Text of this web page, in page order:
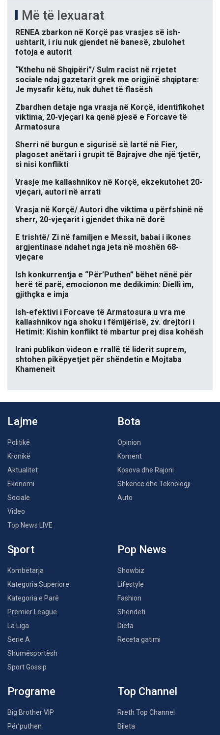
Më të lexuarat
RENEA zbarkon në Korçë pas vrasjes së ish-
ushtarit, i riu nuk gjendet në banesë, zbulohet
fotoja e autorit
“Kthehu në Shqipëri”/ Sulm racist në rrjetet
sociale ndaj gazetarit grek me origjinë shqiptare:
Je mysafir këtu, nuk duhet të flasësh
Zbardhen detaje nga vrasja në Korçë, identifikohet
viktima, 20-vjeçari ka qenë pjesë e Forcave të
Armatosura
Sherri në burgun e sigurisë së lartë në Fier,
plagoset anëtari i grupit të Bajrajve dhe një tjetër,
si nisi konflikti
Vrasje me kallashnikov në Korçë, ekzekutohet 20-
vjeçari, autori në arrati
Vrasja në Korçë/ Autori dhe viktima u përfshinë në
sherr, 20-vjeçarit i gjendet thika në dorë
E trishtë/ Zi në familjen e Messit, babai i ikones
argjentinase ndahet nga jeta në moshën 68-
vjeçare
Ish konkurrentja e “Për’Puthen” bëhet nënë për
herë të parë, emocionon me dedikimin: Dielli im,
gjithçka e imja
Ish-efektivi i Forcave të Armatosura u vra me
kallashnikov nga shoku i fëmijërisë, zv. drejtori i
Hetimit: Kishin konflikt të mbartur prej disa kohësh
Irani publikon videon e rrallë të liderit suprem,
shtohen pikëpyetjet për shëndetin e Mojtaba
Khameneit
Lajme
Politikë
Kronikë
Aktualitet
Ekonomi
Sociale
Video
Top News LIVE
Bota
Opinion
Koment
Kosova dhe Rajoni
Shkencë dhe Teknologji
Auto
Sport
Kombëtarja
Kategoria Superiore
Kategoria e Parë
Premier League
La Liga
Serie A
Shumësportësh
Sport Gossip
Pop News
Showbiz
Lifestyle
Fashion
Shëndeti
Dieta
Receta gatimi
Programe
Big Brother VIP
Për’puthen
Top Channel
Rreth Top Channel
Bileta